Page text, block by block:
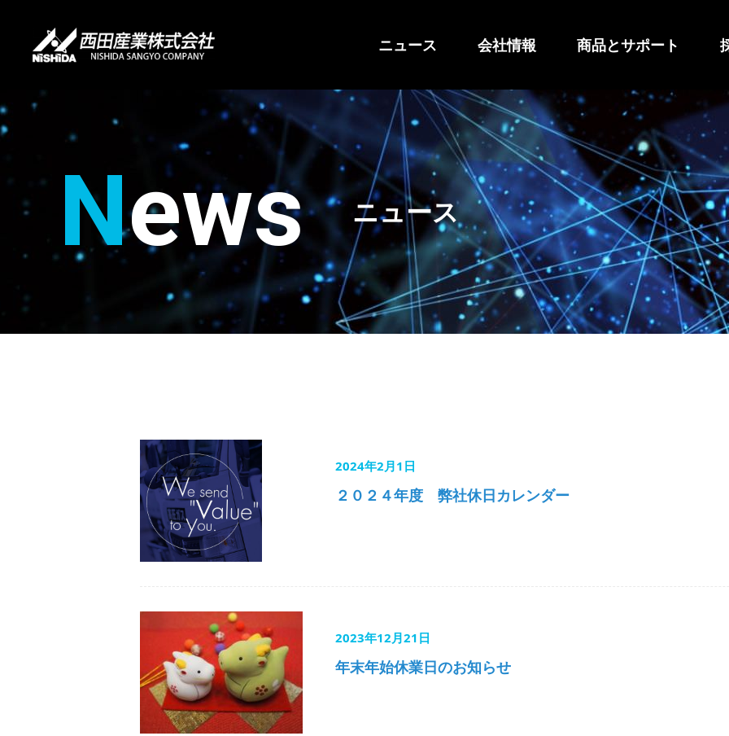
ニュース 会社情報 商品とサポート
News ニュース
2024年2月1日
２０２４年度 弊社休日カレンダー
2023年12月21日
年末年始休業日のお知らせ